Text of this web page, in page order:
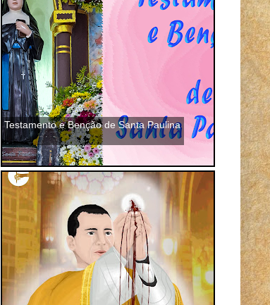
Testamento e Benção de Santa Paulina